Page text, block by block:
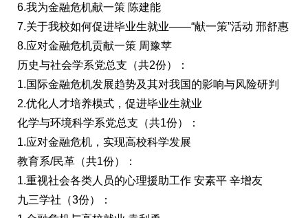
6.我为金融危机献一策 陈建能
7.关于我校如何促进毕业生就业——“献一策”活动 邢舒惠
8.应对金融危机贡献一策 周豫苹
历史与社会学系党总支（共2份）：
1.国际金融危机发展趋势及其对我国的影响与风险研判
2.优化人才培养模式，促进毕业生就业
化学与环境科学系党总支（共1份）：
1.应对金融危机，实现高校科学发展
教育系/民革（共1份）：
1.重视社会各类人员的心理援助工作 安素平 辛增友
九三学社（3份）：